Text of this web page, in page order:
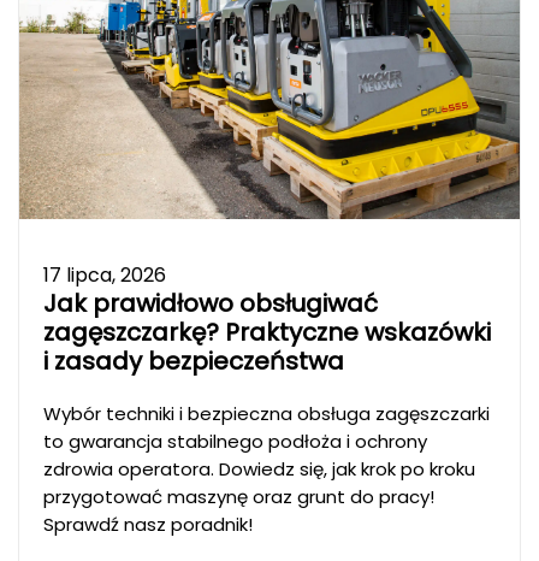
17 lipca, 2026
Jak prawidłowo obsługiwać
zagęszczarkę? Praktyczne wskazówki
i zasady bezpieczeństwa
Wybór techniki i bezpieczna obsługa zagęszczarki
to gwarancja stabilnego podłoża i ochrony
zdrowia operatora. Dowiedz się, jak krok po kroku
przygotować maszynę oraz grunt do pracy!
Sprawdź nasz poradnik!